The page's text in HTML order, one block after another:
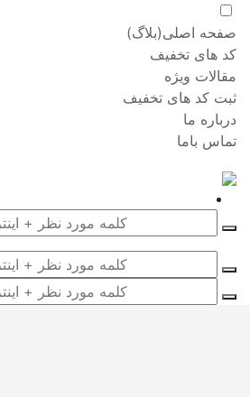
صفحه اصلی(بلاگ)
کد های تخفیف
مقالات ویژه
ثبت کد های تخفیف
درباره ما
تماس باما